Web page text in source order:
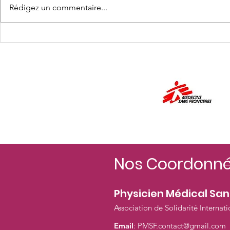
PMSF à l'honneur dans La
62ème
Rédigez un commentaire...
Nos
Physicien Médical
Association de Solidarité
Email: PMSF.contact@gmail.com